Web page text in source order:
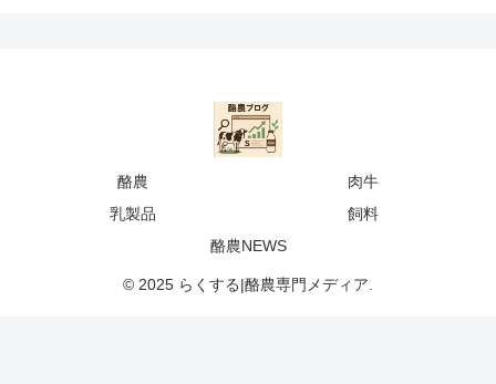
酪農
肉牛
乳製品
飼料
酪農NEWS
© 2025 らくする|酪農専門メディア.